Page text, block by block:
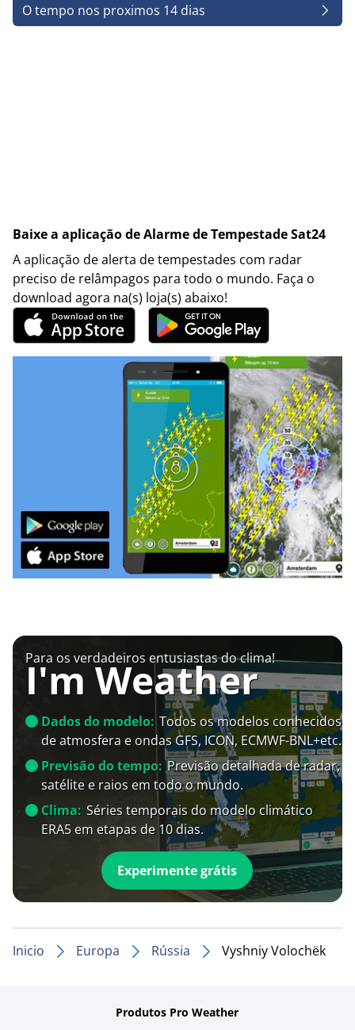
O tempo nos proximos 14 dias
Baixe a aplicação de Alarme de Tempestade Sat24
A aplicação de alerta de tempestades com radar
preciso de relâmpagos para todo o mundo. Faça o
download agora na(s) loja(s) abaixo!
Para os verdadeiros entusiastas do clima!
I'm Weather
Dados do modelo: Todos os modelos conhecidos
de atmosfera e ondas GFS, ICON, ECMWF-BNL+etc.
Previsão do tempo: Previsão detalhada de radar,
satélite e raios em todo o mundo.
Clima: Séries temporais do modelo climático
ERA5 em etapas de 10 dias.
Experimente grátis
Inicio Europa Rússia Vyshniy Volochëk
Produtos Pro Weather